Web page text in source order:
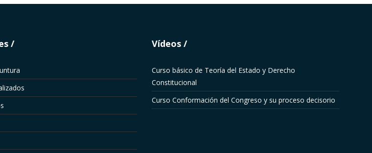
Vídeos
Curso básico de Teoría del Estado y Derecho
Constitucional
Curso Conformación del Congreso y su proceso decisorio